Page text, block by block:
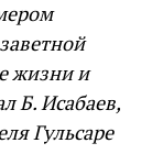
жизни и
Б. Исабаев,
Гульсаре